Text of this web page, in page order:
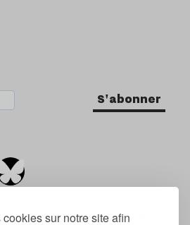
sur notre site afin
S'abonner
indépendant sur la
tendances, dont la